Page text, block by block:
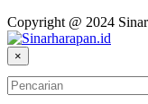
Copyright @ 2024
×